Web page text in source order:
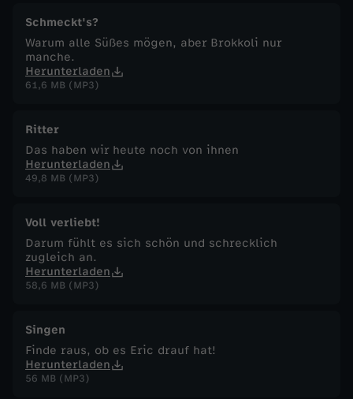
Schmeckt's?
Warum alle Süßes mögen, aber Brokkoli nur
manche.
Herunterladen
61,6 MB (MP3)
Ritter
Das haben wir heute noch von ihnen
Herunterladen
49,8 MB (MP3)
Voll verliebt!
Darum fühlt es sich schön und schrecklich
zugleich an.
Herunterladen
58,6 MB (MP3)
Singen
Finde raus, ob es Eric drauf hat!
Herunterladen
56 MB (MP3)